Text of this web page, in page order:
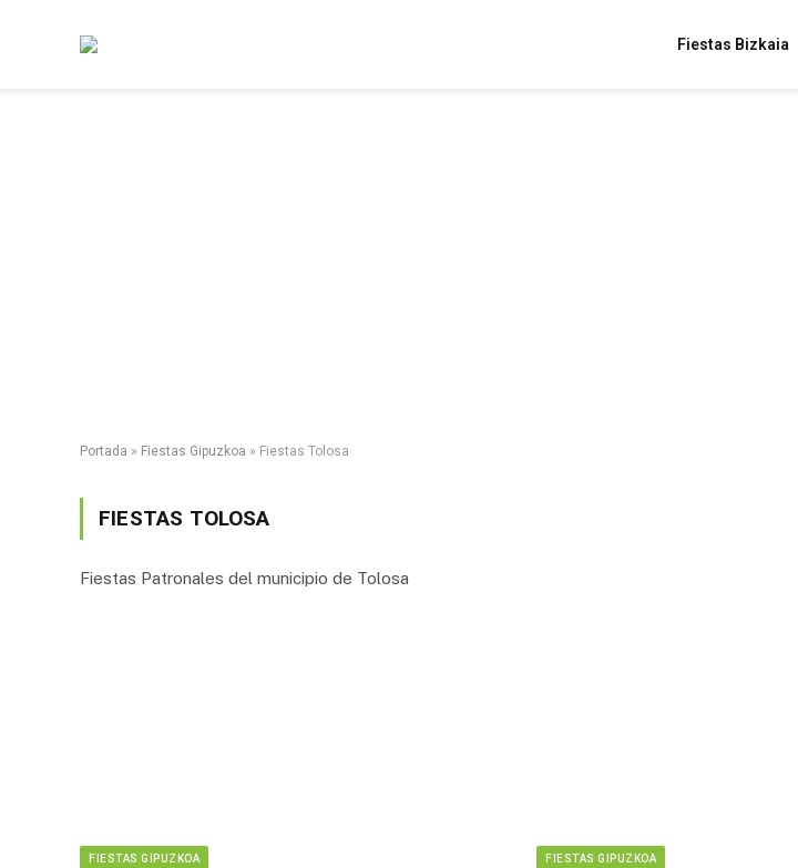
Fiestas Bizkaia
Portada » Fiestas Gipuzkoa » Fiestas Tolosa
FIESTAS TOLOSA
Fiestas Patronales del municipio de Tolosa
FIESTAS GIPUZKOA FIESTAS GIPUZKOA